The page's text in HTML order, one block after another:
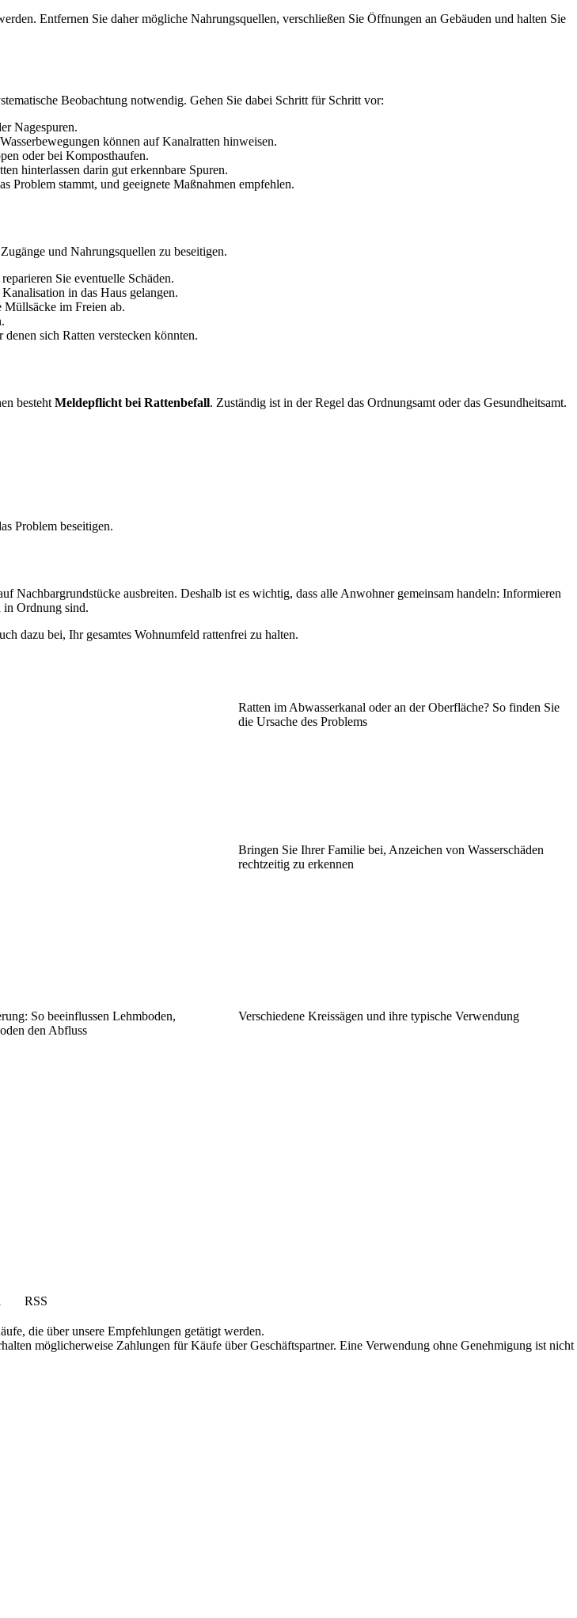
Entfernen Sie daher mögliche Nahrungsquellen, verschließen Sie Öffnungen an Gebäuden und halten Sie
Beobachtung notwendig. Gehen Sie dabei Schritt für Schritt vor:
Nagespuren.
können auf Kanalratten hinweisen.
oder bei Komposthaufen.
hinterlassen darin gut erkennbare Spuren.
Problem stammt, und geeignete Maßnahmen empfehlen.
und Nahrungsquellen zu beseitigen.
Sie eventuelle Schäden.
in das Haus gelangen.
Müllsäcke im Freien ab.
sich Ratten verstecken könnten.
besteht Meldepflicht bei Rattenbefall. Zuständig ist in der Regel das Ordnungsamt oder das Gesundheitsamt.
Problem beseitigen.
Nachbargrundstücke ausbreiten. Deshalb ist es wichtig, dass alle Anwohner gemeinsam handeln: Informieren
in Ordnung sind.
dazu bei, Ihr gesamtes Wohnumfeld rattenfrei zu halten.
Ratten im Abwasserkanal oder an der Oberfläche? So finden Sie
die Ursache des Problems
Bringen Sie Ihrer Familie bei, Anzeichen von Wasserschäden
rechtzeitig zu erkennen
So beeinflussen Lehmboden,
den Abfluss
Verschiedene Kreissägen und ihre typische Verwendung
RSS
die über unsere Empfehlungen getätigt werden.
möglicherweise Zahlungen für Käufe über Geschäftspartner. Eine Verwendung ohne Genehmigung ist nicht